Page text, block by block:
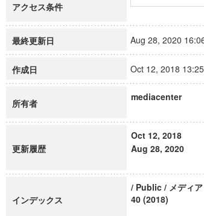
アクセス条件
最終更新日 Aug 28, 2020
作成日 Oct 12, 2018
所有者
mediacenter
更新履歴
Oct 12, 2018
Aug 28, 2020
インデックス
/ Public / メディ
40 (2018)